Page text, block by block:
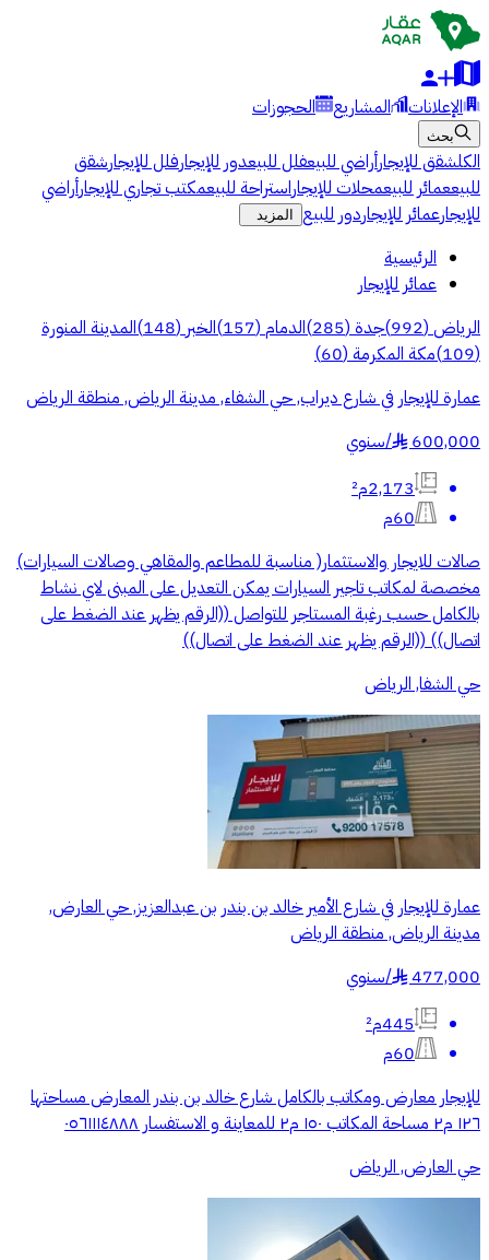
الإعلانات المشاريع الحجوزات
بحث
الكلشقق للإيجارأراضي للبيعفلل للبيعدور للإيجارفلل للإيجارشقق
للبيععمائر للبيعمحلات للإيجاراستراحة للبيعمكتب تجاري للإيجارأراضي
للإيجارعمائر للإيجاردور للبيع المزيد
الرئيسية
عمائر للإيجار
الرياض(
992
)جدة(
285
)الدمام(
157
)الخبر (
148
)المدينة المنورة
(
109
)مكة المكرمة(
60
)
عمارة للإيجار في شارع ديراب, حي الشفاء, مدينة الرياض, منطقة الرياض
600,000
§
/سنوي
2,173م²
60م
صالات للايجار والاستثمار( مناسبة للمطاعم والمقاهي وصالات السيارات)
مخصصة لمكاتب تاجير السيارات يمكن التعديل على المبنى لاي نشاط
بالكامل حسب رغبة المستاجر للتواصل ((الرقم يظهر عند الضغط على
اتصال)) ((الرقم يظهر عند الضغط على اتصال))
حي الشفا, الرياض
عمارة للإيجار في شارع الأمير خالد بن بندر بن عبدالعزيز, حي العارض,
مدينة الرياض, منطقة الرياض
477,000
§
/سنوي
445م²
60م
للإيجار معارض ومكاتب بالكامل شارع خالد بن بندر المعارض مساحتها
١٢٦ م٢ مساحة المكاتب ١٥٠ م٢ للمعاينة و الاستفسار ٠٥٦١١١٤٨٨٨
حي العارض, الرياض